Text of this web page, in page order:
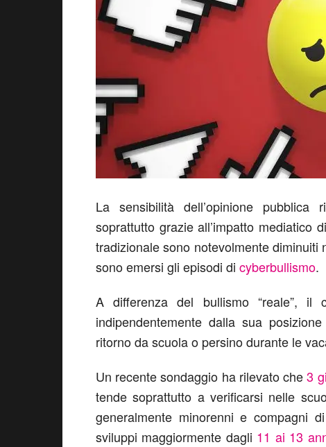
La sensibilità dell’opinione
soprattutto grazie all’impatto mediatico
tradizionale sono notevolmente
sono emersi gli episodi di cyberbullismo.
A differenza del bullismo “reale”, il
indipendentemente dalla sua
ritorno da scuola o persino durante le
Un recente sondaggio ha rilevato che3
tende soprattutto a verificarsi nelle
generalmente minorenni e compagni
sviluppi maggiormente dagli 11 ai 13